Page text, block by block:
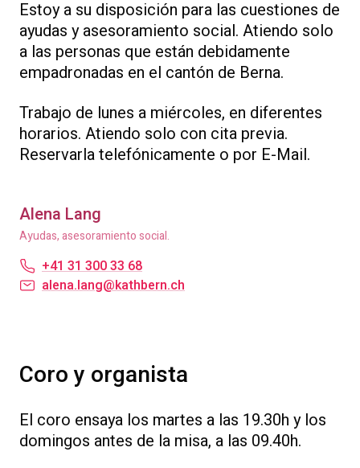
Estoy a su disposición para las cuestiones de
ayudas y asesoramiento social. Atiendo solo
a las personas que están debidamente
empadronadas en el cantón de Berna.
Trabajo de lunes a miércoles, en diferentes
horarios. Atiendo solo con cita previa.
Reservarla telefónicamente o por E-Mail.
Alena Lang
Ayudas, asesoramiento social.
+41 31 300 33 68
alena.lang@kathbern.ch
Coro y organista
El coro ensaya los martes a las 19.30h y los
domingos antes de la misa, a las 09.40h.